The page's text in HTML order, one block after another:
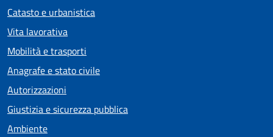
Catasto e urbanistica
Vita lavorativa
Mobilità e trasporti
Anagrafe e stato civile
Autorizzazioni
Giustizia e sicurezza pubblica
Ambiente